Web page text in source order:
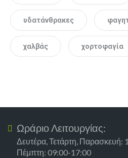
υδατάνθρακες
χαλβάς χορτοφαγία
Ωράριο Λειτουργίας:
Δευτέρα, Τετάρτη,
Πέμπτη: 09:00-17:00